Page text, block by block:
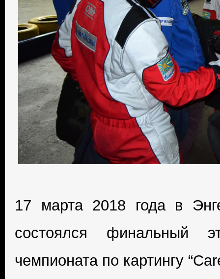
17 марта 2018 года в
состоялся финальный
чемпионата по картингу